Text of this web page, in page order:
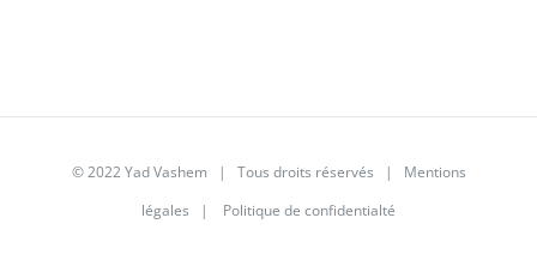
© 2022 Yad Vashem | Tous droits réservés | Mentions
légales | Politique de confidentialté